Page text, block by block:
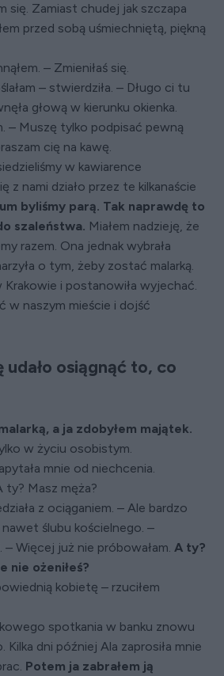
się. Zamiast chudej jak szczapa
przed sobą uśmiechniętą, piękną
– Zmieniłaś się.
– stwierdziła. – Długo ci tu
głową w kierunku okienka.
– Muszę tylko podpisać pewną
cię na kawę.
w kawiarence
z nami działo przez te kilkanaście
byliśmy parą. Tak naprawdę to
szaleństwa. Miałem nadzieję, że
razem. Ona jednak wybrała
o tym, żeby zostać malarką.
Krakowie i postanowiła wyjechać.
w naszym mieście i dojść
udało osiągnąć to, co
a ja zdobyłem majątek.
w życiu osobistym.
mnie od niechcenia.
ty? Masz męża?
z ociąganiem. – Ale bardzo
ślubu kościelnego. –
– Więcej już nie próbowałam. A ty?
nie ożeniłeś?
kobietę – rzuciłem
spotkania w banku znowu
Kilka dni później Ala zaprosiła mnie
Potem ja zabrałem ją